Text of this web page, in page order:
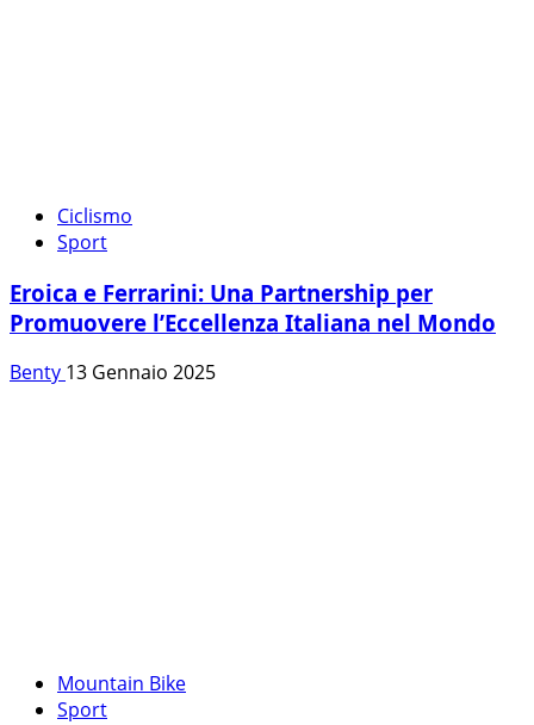
Ciclismo
Sport
Eroica e Ferrarini: Una Partnership per
Promuovere l’Eccellenza Italiana nel Mondo
Benty 13 Gennaio 2025
Mountain Bike
Sport